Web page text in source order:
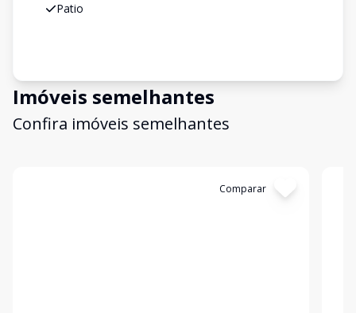
Patio
Imóveis semelhantes
Confira imóveis semelhantes
Comparar